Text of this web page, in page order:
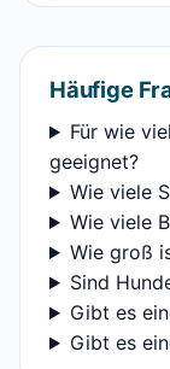
Häufige
Für wie
geeignet?
Wie viele
Wie viele
Wie groß
Sind
Gibt es
Gibt es